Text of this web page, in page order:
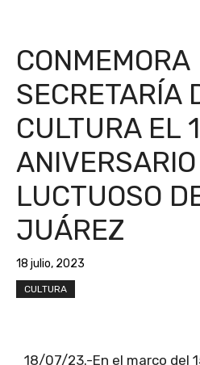
CONMEMORA
SECRETARÍA
CULTURA EL
ANIVERSARIO
LUCTUOSO
JUÁREZ
18 julio, 2023
CULTURA
18/07/23.-En el marco del